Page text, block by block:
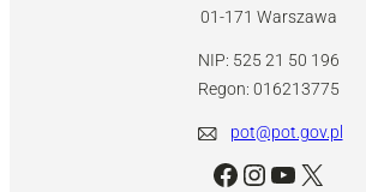
01-171 Warszawa
NIP: 525 21 50 196
Regon: 016213775
pot@pot.gov.pl
Facebook Instagram YouTube X